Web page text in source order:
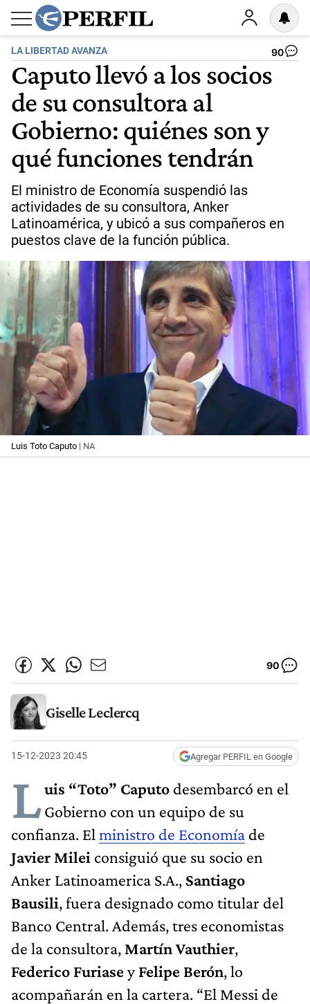
LA LIBERTAD AVANZA 90
Caputo llevó a los socios
de su consultora al
Gobierno: quiénes son y
qué funciones tendrán
El ministro de Economía suspendió las
actividades de su consultora, Anker
Latinoamérica, y ubicó a sus compañeros en
puestos clave de la función pública.
Luis Toto Caputo | NA
90
Giselle Leclercq
15-12-2023 20:45 Agregar PERFIL en Google
Luis “Toto” Caputo desembarcó en el
Gobierno con un equipo de su
confianza. El ministro de Economía de
Javier Milei consiguió que su socio en
Anker Latinoamerica S.A., Santiago
Bausili, fuera designado como titular del
Banco Central. Además, tres economistas
de la consultora, Martín Vauthier,
Federico FuriaseyFelipe Berón, lo
acompañarán en la cartera. “El Messi de